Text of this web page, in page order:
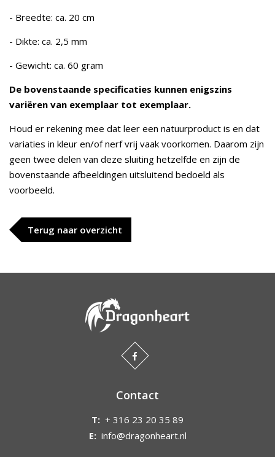
- Breedte: ca. 20 cm
- Dikte: ca. 2,5 mm
- Gewicht: ca. 60 gram
De bovenstaande specificaties kunnen enigszins
variëren van exemplaar tot exemplaar.
Houd er rekening mee dat leer een natuurproduct is en dat
variaties in kleur en/of nerf vrij vaak voorkomen. Daarom zijn
geen twee delen van deze sluiting hetzelfde en zijn de
bovenstaande afbeeldingen uitsluitend bedoeld als
voorbeeld.
Terug naar overzicht
Contact
T: + 316 23 20 35 89
E: info@dragonheart.nl